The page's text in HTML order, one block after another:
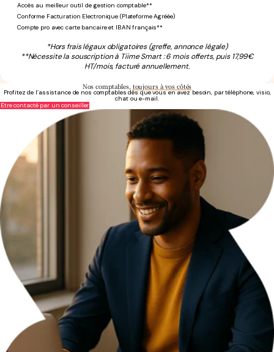
Accès au meilleur outil de gestion comptable**
Conforme Facturation Electronique (Plateforme Agréée)
Compte pro avec carte bancaire et IBAN français**
*Hors frais légaux obligatoires (greffe, annonce légale)
**Nécessite la souscription à Tiime Smart : 6 mois offerts, puis 17,99€
HT/mois, facturé annuellement.
Nos comptables, toujours à vos côtés
Profitez de l’assistance de nos comptables dès que vous en avez besoin, par téléphone, visio,
chat ou e-mail.
Être contacté par un conseiller